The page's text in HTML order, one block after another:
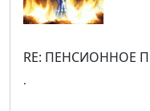
RE: ПЕНСИОННОЕ
.